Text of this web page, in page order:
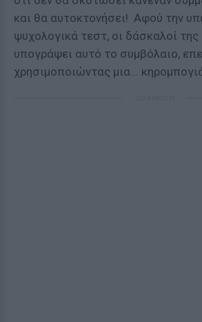
και θα αυτοκτονήσει! Αφού την
ψυχολογικά τεστ, οι δάσκαλοί
υπογράψει αυτό το συμβόλαιο,
χρησιμοποιώντας μια...